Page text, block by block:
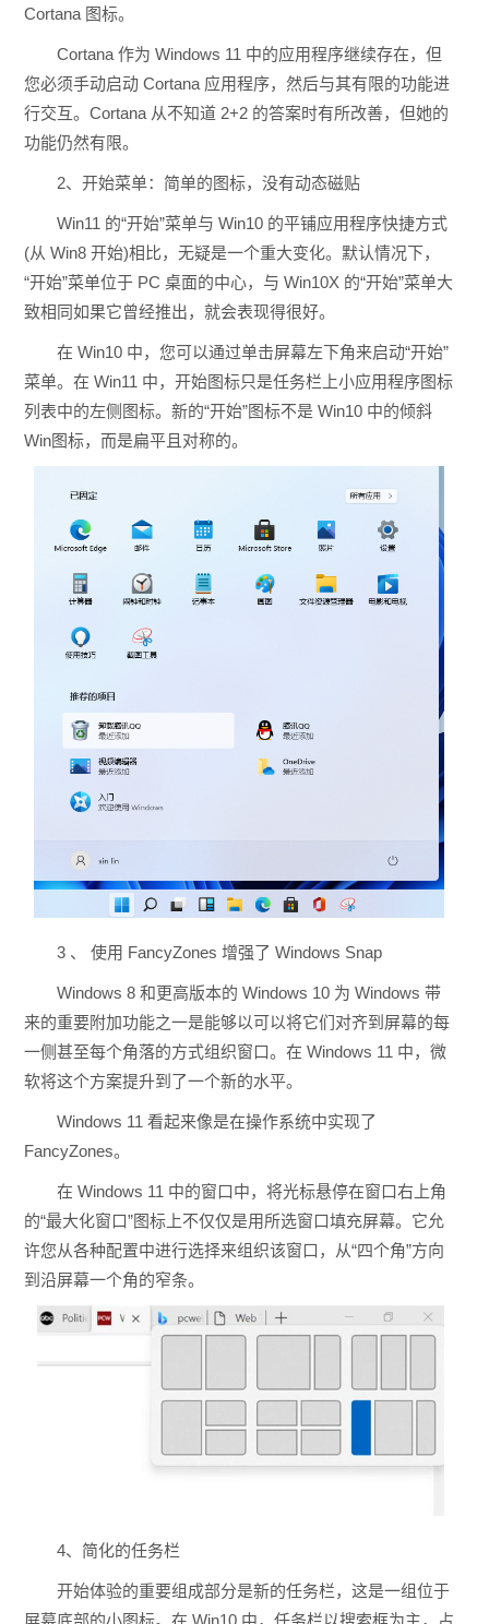
Cortana 图标。
Cortana 作为 Windows 11 中的应用程序继续存在，但
您必须手动启动 Cortana 应用程序，然后与其有限的功能进
行交互。Cortana 从不知道 2+2 的答案时有所改善，但她的
功能仍然有限。
2、开始菜单：简单的图标，没有动态磁贴
Win11 的“开始”菜单与 Win10 的平铺应用程序快捷方式
(从 Win8 开始)相比，无疑是一个重大变化。默认情况下，
“开始”菜单位于 PC 桌面的中心，与 Win10X 的“开始”菜单大
致相同如果它曾经推出，就会表现得很好。
在 Win10 中，您可以通过单击屏幕左下角来启动“开始”
菜单。在 Win11 中，开始图标只是任务栏上小应用程序图标
列表中的左侧图标。新的“开始”图标不是 Win10 中的倾斜
Win图标，而是扁平且对称的。
3 、 使用 FancyZones 增强了 Windows Snap
Windows 8 和更高版本的 Windows 10 为 Windows 带
来的重要附加功能之一是能够以可以将它们对齐到屏幕的每
一侧甚至每个角落的方式组织窗口。在 Windows 11 中，微
软将这个方案提升到了一个新的水平。
Windows 11 看起来像是在操作系统中实现了
FancyZones。
在 Windows 11 中的窗口中，将光标悬停在窗口右上角
的“最大化窗口”图标上不仅仅是用所选窗口填充屏幕。它允
许您从各种配置中进行选择来组织该窗口，从“四个角”方向
到沿屏幕一个角的窄条。
4、简化的任务栏
开始体验的重要组成部分是新的任务栏，这是一组位于
屏幕底部的小图标。在 Win10 中，任务栏以搜索框为主，占